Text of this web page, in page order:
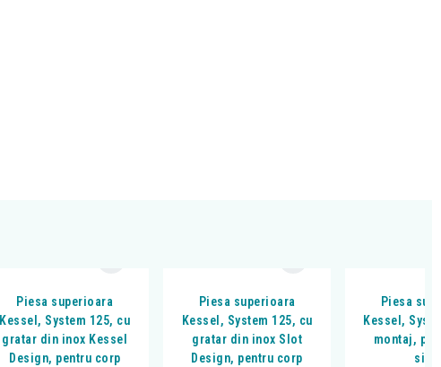
Piesa superioara
Kessel, System 125, cu
gratar din inox Kessel
Design, pentru corp
Piesa superioara
Kessel, System 125, cu
gratar din inox Slot
Design, pentru corp
Piesa
Kessel,
montaj,